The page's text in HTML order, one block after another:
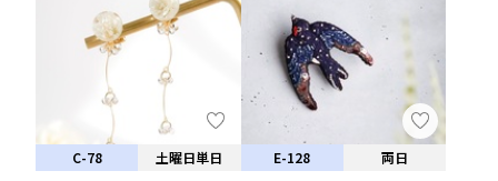
C-78
土曜日単日
E-128
両日